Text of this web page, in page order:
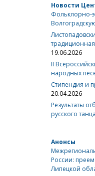
Новости
Фольклорно-
традиционная
19.06.2026
II
народных
Стипендия и
20.04.2026
Результаты
русского танца
Анонсы
России:
Липецкой